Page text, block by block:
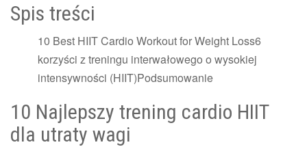
Spis treści
10 Best HIIT Cardio Workout for Weight Loss6
korzyści z treningu interwałowego o wysokiej
intensywności (HIIT)Podsumowanie
10 Najlepszy trening cardio HIIT
dla utraty wagi